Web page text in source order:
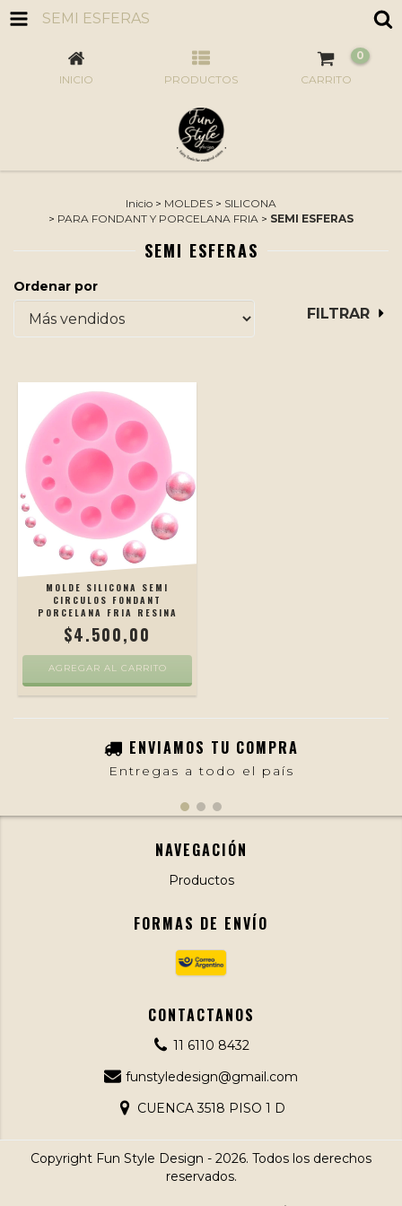
SEMI ESFERAS
INICIO PRODUCTOS CARRITO
0
Inicio > MOLDES > SILICONA
> PARA FONDANT Y PORCELANA FRIA > SEMI ESFERAS
SEMI ESFERAS
Ordenar por
FILTRAR
MOLDE SILICONA SEMI
CIRCULOS FONDANT
PORCELANA FRIA RESINA
$4.500,00
AGREGAR AL CARRITO
ENVIAMOS TU COMPRA
Entregas a todo el país
NAVEGACIÓN
Productos
FORMAS DE ENVÍO
CONTACTANOS
11 6110 8432
funstyledesign@gmail.com
CUENCA 3518 PISO 1 D
Copyright Fun Style Design - 2026. Todos los derechos
reservados.